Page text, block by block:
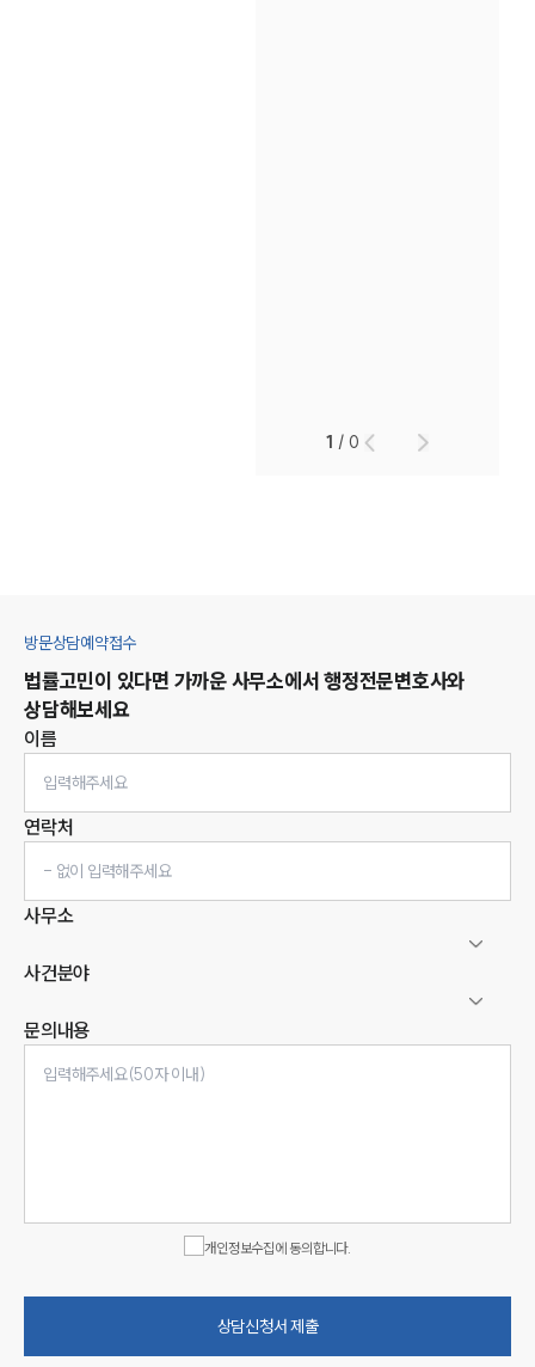
1 /0
방문상담예약접수
법률고민이 있다면 가까운 사무소에서 행정전문변호사와
상담해보세요
이름
연락처
사무소
사건분야
문의내용
개인정보수집에 동의합니다.
상담신청서 제출